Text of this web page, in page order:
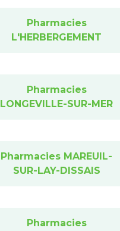
Pharmacies
L'HERBERGEMENT
Pharmacies
LONGEVILLE-SUR-MER
Pharmacies MAREUIL-
SUR-LAY-DISSAIS
Pharmacies